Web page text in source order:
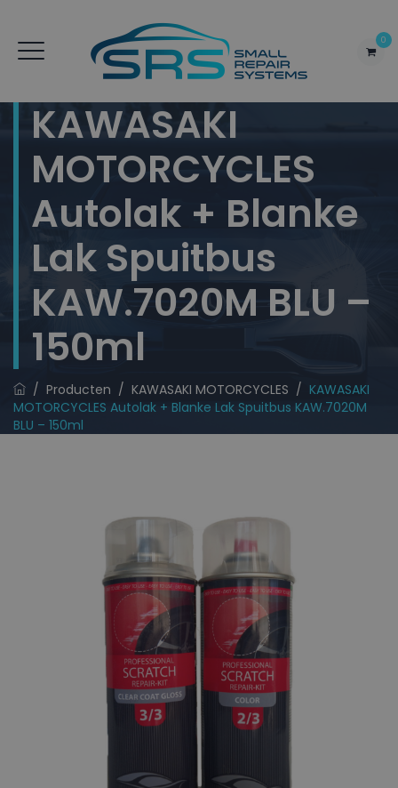
0
KAWASAKI
MOTORCYCLES
Autolak + Blanke
Lak Spuitbus
KAW.7020M BLU –
150ml
/ Producten / KAWASAKI MOTORCYCLES / KAWASAKI
MOTORCYCLES Autolak + Blanke Lak Spuitbus KAW.7020M
BLU – 150ml